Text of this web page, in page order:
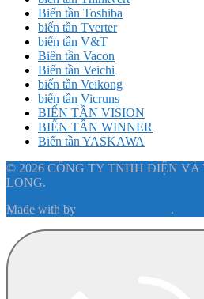
Biến tần Toshiba
biến tần Tverter
biến tần V&T
Biến tần Vacon
Biến tần Veichi
biến tần Veikong
biến tần Vicruns
BIẾN TẦN VISION
BIẾN TẦN WINNER
Biến tần YASKAWA
© 2026 CÔNG TY TNHH ĐIỆN
LONG.
Made with by .